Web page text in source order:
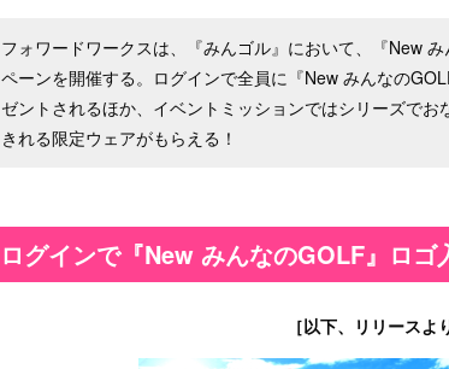
フォワードワークスは、『みんゴル』において、『New
ペーンを開催する。ログインで全員に『New みんなの
ゼントされるほか、イベントミッションではシリーズでお
きれる限定ウェアがもらえる！
ログインで『New みんなのGOLF』ロゴ
［以下、リリースよ